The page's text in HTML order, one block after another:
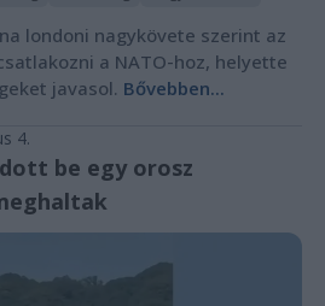
londoni nagykövete szerint az
a NATO-hoz, helyette
javasol. Bővebben...
4.
be egy orosz